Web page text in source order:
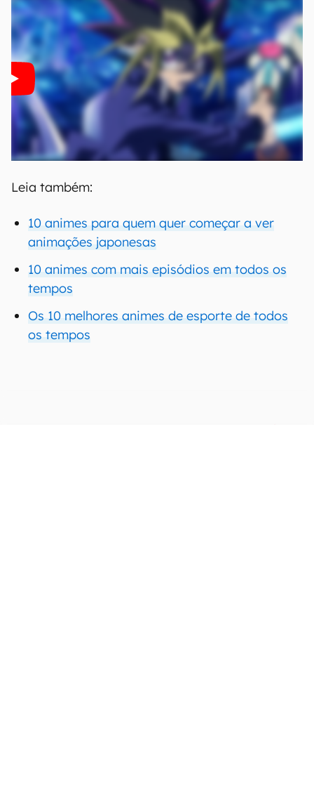
Leia também:
10 animes para quem quer começar a ver
animações japonesas
10 animes com mais episódios em todos os
tempos
Os 10 melhores animes de esporte de todos
os tempos